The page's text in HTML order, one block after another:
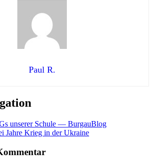
Paul R.
unserer Schule — BurgauBlog
Jahre Krieg in der Ukraine